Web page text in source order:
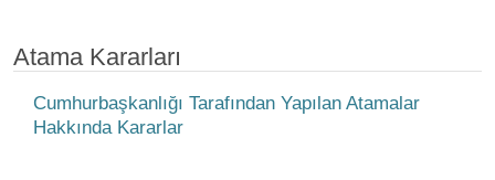
Atama Kararları
Cumhurbaşkanlığı Tarafından Yapılan Atamalar
Hakkında Kararlar